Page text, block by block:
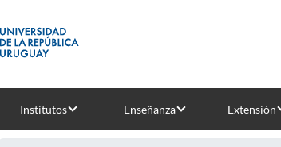
Institutos Enseñanza Extensión